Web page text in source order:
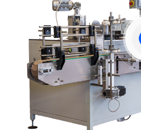
Свяжитесь с нами,
мы сейчас онлайн:
Свяжитесь с нами,
мы сейчас онлайн: